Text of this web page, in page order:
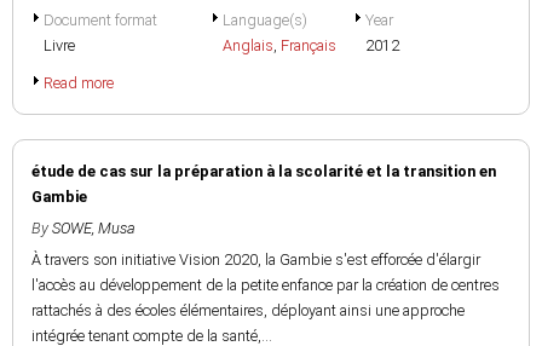
Document format
Livre
Language(s)
Anglais, Français
Year
2012
Read more
étude de cas sur la préparation à la scolarité et la transition en
Gambie
By SOWE, Musa
À travers son initiative Vision 2020, la Gambie s'est efforcée d'élargir
l'accès au développement de la petite enfance par la création de centres
rattachés à des écoles élémentaires, déployant ainsi une approche
intégrée tenant compte de la santé,...